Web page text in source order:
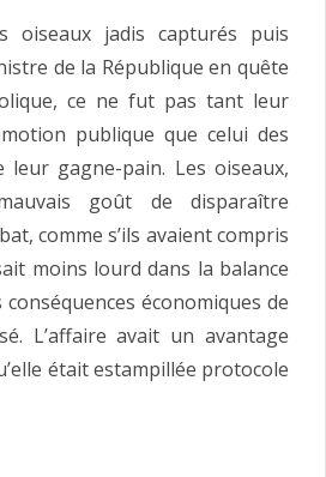
oiseaux jadis capturés puis
de la République en quête
ce ne fut pas tant leur
publique que celui des
leur gagne-pain. Les oiseaux,
goût de disparaître
comme s’ils avaient compris
moins lourd dans la balance
économiques de
L’affaire avait un avantage
était estampillée protocole